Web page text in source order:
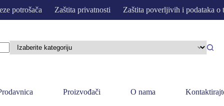
potrošača Zaštita privatnosti Zaštita poverljivih i podataka o
Proizvođači O nama